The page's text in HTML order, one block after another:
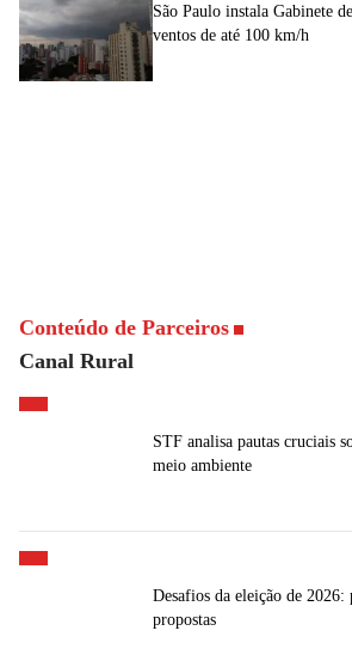
São Paulo instala Gabinete
ventos de até 100 km/h
Conteúdo de Parceiros
Canal Rural
STF analisa pautas cruciais
meio ambiente
Desafios da eleição de
propostas